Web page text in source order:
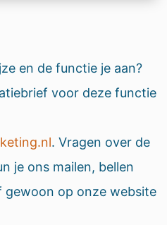
en de functie je aan?
voor deze functie
. Vragen over de
je ons mailen, bellen
gewoon op onze website